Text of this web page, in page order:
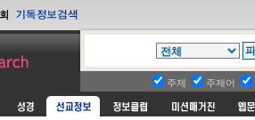
주제 주제어